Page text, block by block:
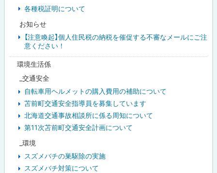
各種税証明について
お知らせ
【注意喚起】個人住民税の納税を催促する不審なメールにご注
意ください！
環境生活係
_交通安全
自転車用ヘルメットの購入費用の補助について
苫前町交通安全指導員を募集しています
北海道交通事故相談所に係る周知について
第11次苫前町交通安全計画について
_環境
スズメバチの巣駆除の実施
スズメバチ対策について